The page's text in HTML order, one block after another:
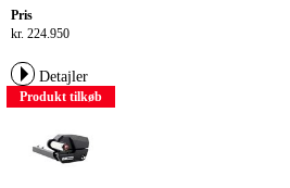
Pris
kr. 224.950
Detajler
Produkt tilkøb